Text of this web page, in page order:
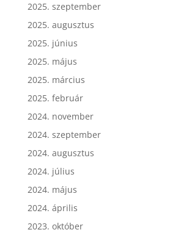
2025. szeptember
2025. augusztus
2025. június
2025. május
2025. március
2025. február
2024. november
2024. szeptember
2024. augusztus
2024. július
2024. május
2024. április
2023. október